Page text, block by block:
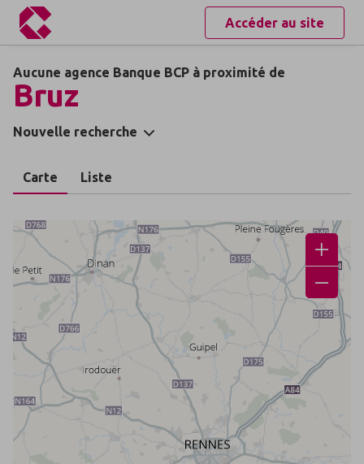
Accéder au site
Aucune agence Banque BCP à proximité de
Bruz
Nouvelle recherche
Carte Liste